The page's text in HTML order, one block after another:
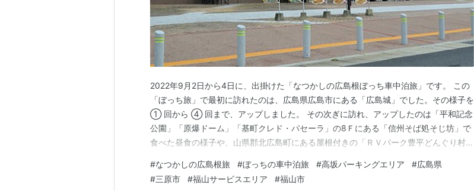
2022年9月2日から4日に、出掛けた「なつかしの広島根ぼっち車中泊旅」です。 この
「ぼっち旅」で最初に訪れたのは、広島県広島市にある「広島城」でした。その様子を
① 回から ④ 回まで、アップしました。 その次ぎに訪れ、アップしたのは「平和記念
公園」「原爆ドーム」「基町クレド・パセーラ」の8Ｆにある「信州そば処そじ坊」で
食べた昼食の様子や、山県郡北広島町にある屋根付きの「ＲＶパーク豊平どんぐり村」
「サービスエリア」に立ち寄りました。広島県安佐北区にある「久地パーキングエリ
ア」や、安佐南区にある「沼田パーキングエリア…
#なつかしの広島根旅 #ぼっちの車中泊旅 #高坂パーキングエリア #広島県
#三原市 #福山サービスエリア #福山市